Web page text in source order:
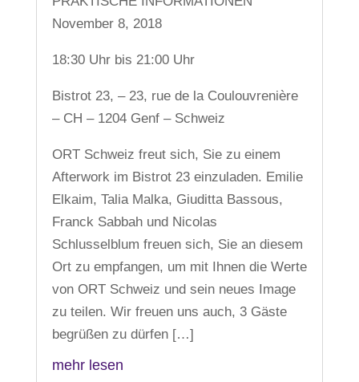
November 8, 2018
18:30 Uhr bis 21:00 Uhr
Bistrot 23, – 23, rue de la Coulouvrenière
– CH – 1204 Genf – Schweiz
ORT Schweiz freut sich, Sie zu einem
Afterwork im Bistrot 23 einzuladen. Emilie
Elkaim, Talia Malka, Giuditta Bassous,
Franck Sabbah und Nicolas
Schlusselblum freuen sich, Sie an diesem
Ort zu empfangen, um mit Ihnen die Werte
von ORT Schweiz und sein neues Image
zu teilen. Wir freuen uns auch, 3 Gäste
begrüßen zu dürfen […]
mehr lesen